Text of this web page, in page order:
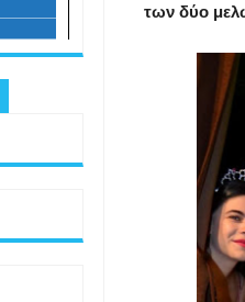
των δύο